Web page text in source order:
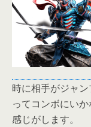
時に相手がジャ
ってコンボにい
感じがします。